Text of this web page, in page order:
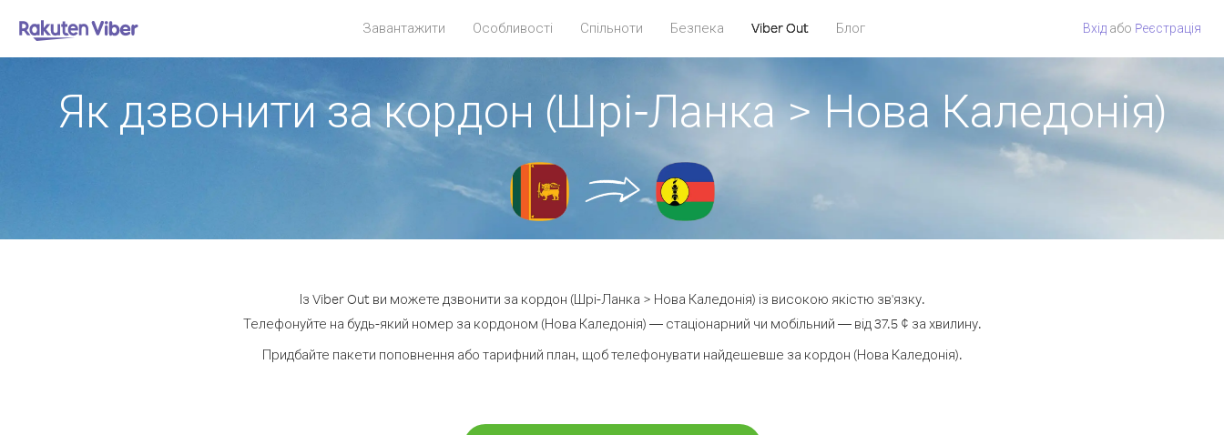
Завантажити Особливості Спільноти Безпека Viber Out Блог Вхід або Pеєстрація
Як дзвонити за кордон (Шрі-Ланка > Нова Каледонія)
Із Viber Out ви можете дзвонити за кордон (Шрі-Ланка > Нова Каледонія) із високою якістю зв'язку.
Телефонуйте на будь-який номер за кордоном (Нова Каледонія) — стаціонарний чи мобільний — від 37.5 ¢ за хвилину.
Придбайте пакети поповнення або тарифний план, щоб телефонувати найдешевше за кордон (Нова Каледонія).